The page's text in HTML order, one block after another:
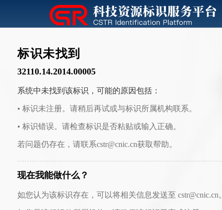
标识未找到
32110.14.2014.00005
系统中未找到该标识，可能的原因包括：
• 标识未注册。请稍后再试或与标识所属机构联系。
• 标识错误。请检查标识是否粘贴或输入正确。
若问题仍存在，请联系cstr@cnic.cn获取帮助。
现在我能做什么？
如您认为该标识存在，可以将相关信息发送至 cstr@cnic.cn